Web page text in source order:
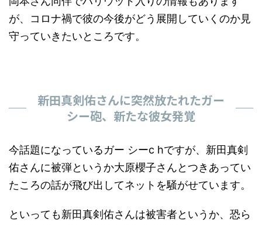
が、コロナ禍で彼の今後がどう展開していくのか見
守っていきたいところです。
新田真剣佑さんに突然放たれたガー
シー砲、新たな彼女発覚
今話題になっているガー シーc hですが、新田真剣
佑さんに被弾というか大原櫻子さんとつきあってい
たころの話が飛び出してネットを騒がせています。
といっても新田真剣佑さんは被害者というか、恐ら